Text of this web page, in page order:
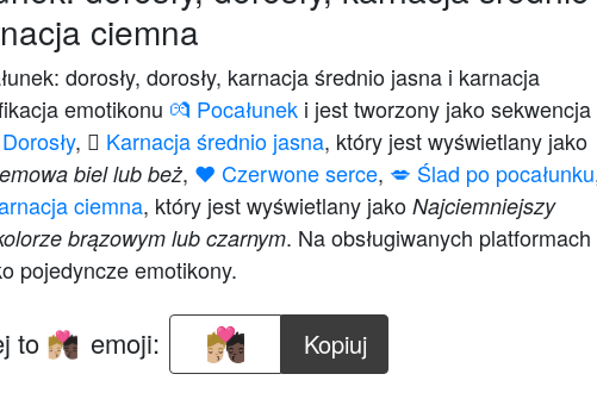
ciemna
dorosły, dorosły, karnacja średnio jasna i karnacja
emotikonu 💏 Pocałunek i jest tworzony jako sekwencja
, 🏼 Karnacja średnio jasna, który jest wyświetlany jako
biel lub beż, ❤️ Czerwone serce, 💋 Ślad po pocałunku
Karnacja ciemna, który jest wyświetlany jako Najciemniejszy
brązowym lub czarnym. Na obsługiwanych platformach
pojedyncze emotikony.
to 🧑🏼‍❤️‍💋‍🧑🏿 emoji: Kopiuj